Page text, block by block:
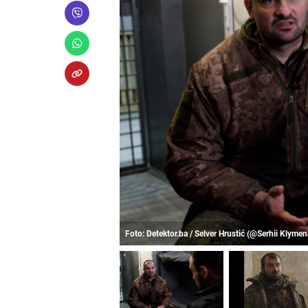
Foto: Detektor.ba / Selver Hrustić (@Serhii